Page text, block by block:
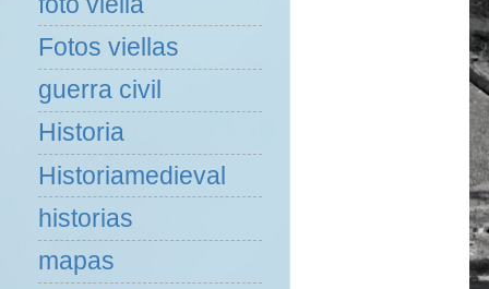
Fotos viellas
guerra civil
Historia
Historiamedieval
historias
mapas